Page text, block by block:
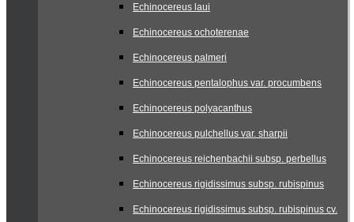
Echinocereus laui
Echinocereus ochoterenae
Echinocereus palmeri
Echinocereus pentalophus var. procumbens
Echinocereus polyacanthus
Echinocereus pulchellus var. sharpii
Echinocereus reichenbachii subsp. perbellus
Echinocereus rigidissimus subsp. rubispinus
Echinocereus rigidissimus subsp. rubispinus cv.